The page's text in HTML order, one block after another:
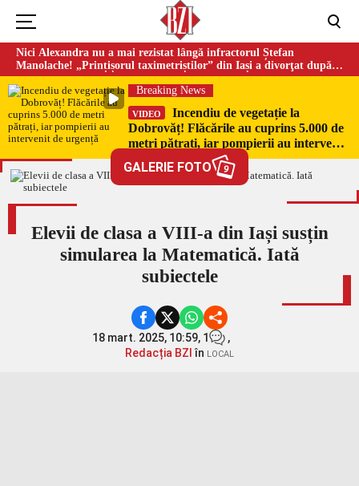
Nici Alexandra nu a mai rezistat lângă infractorul Ștefan
Manolache! „Prințișorul taximetriștilor” din Iași a divorţat după
doi ani de căsnicie
Breaking News
VIDEO
Incendiu de vegetație la
Dobrovăț! Flăcările au cuprins 5.000 de
metri pătrați, iar pompierii au intervenit
GALERIE FOTO 9
Elevii de clasa a VIII-a din Iași susțin
simularea la Matematică. Iată
subiectele
18 mart. 2025, 10:59, 1
,
Redacția BZI în LOCAL